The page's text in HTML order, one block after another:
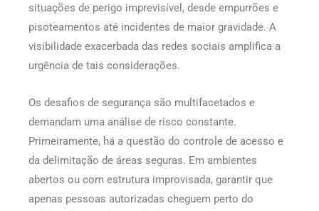
situações de perigo imprevisível, desde empurrões e
pisoteamentos até incidentes de maior gravidade. A
visibilidade exacerbada das redes sociais amplifica a
urgência de tais considerações.
Os desafios de segurança são multifacetados e
demandam uma análise de risco constante.
Primeiramente, há a questão do controle de acesso e
da delimitação de áreas seguras. Em ambientes
abertos ou com estrutura improvisada, garantir que
apenas pessoas autorizadas cheguem perto do